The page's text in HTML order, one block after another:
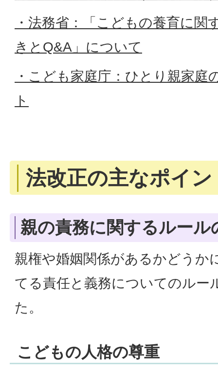
・法務省：「こどもの養育に関
きとQ&A」について
・こども家庭庁：ひとり親家庭
ト
法改正の主なポイン
親の責務に関するルール
親権や婚姻関係があるかどうか
てる責任と義務についてのルー
た。
こどもの人格の尊重